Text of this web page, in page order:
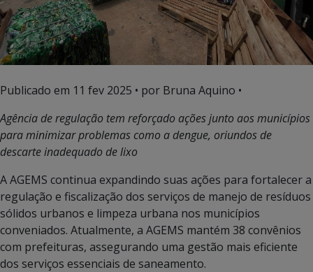
Publicado em 11 fev 2025 • por Bruna Aquino •
Agência de regulação tem reforçado ações junto aos municípios
para minimizar problemas como a dengue, oriundos de
descarte inadequado de lixo
A AGEMS continua expandindo suas ações para fortalecer a
regulação e fiscalização dos serviços de manejo de resíduos
sólidos urbanos e limpeza urbana nos municípios
conveniados. Atualmente, a AGEMS mantém 38 convênios
com prefeituras, assegurando uma gestão mais eficiente
dos serviços essenciais de saneamento.